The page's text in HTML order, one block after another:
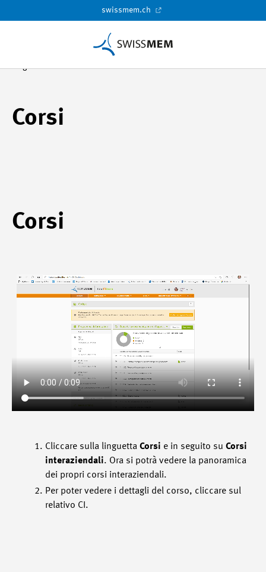
swissmem.ch
Pagina di benvenuto time2learn Studente Corsi
Corsi
Corsi
Cliccare sulla linguetta Corsi e in seguito su Corsi
interaziendali. Ora si potrà vedere la panoramica
dei propri corsi interaziendali.
Per poter vedere i dettagli del corso, cliccare sul
relativo CI.